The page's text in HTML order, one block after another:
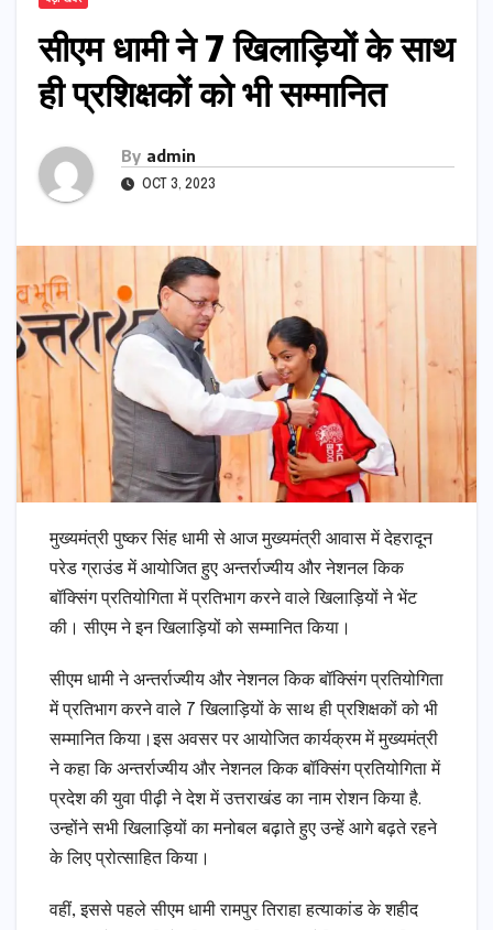
सीएम धामी ने 7 खिलाड़ियों के साथ
ही प्रशिक्षकों को भी सम्मानित
By admin
OCT 3, 2023
मुख्यमंत्री पुष्कर सिंह धामी से आज मुख्यमंत्री आवास में देहरादून
परेड ग्राउंड में आयोजित हुए अन्तर्राज्यीय और नेशनल किक
बॉक्सिंग प्रतियोगिता में प्रतिभाग करने वाले खिलाड़ियों ने भेंट
की। सीएम ने इन खिलाड़ियों को सम्मानित किया।
सीएम धामी ने अन्तर्राज्यीय और नेशनल किक बॉक्सिंग प्रतियोगिता
में प्रतिभाग करने वाले 7 खिलाड़ियों के साथ ही प्रशिक्षकों को भी
सम्मानित किया।इस अवसर पर आयोजित कार्यक्रम में मुख्यमंत्री
ने कहा कि अन्तर्राज्यीय और नेशनल किक बॉक्सिंग प्रतियोगिता में
प्रदेश की युवा पीढ़ी ने देश में उत्तराखंड का नाम रोशन किया है.
उन्होंने सभी खिलाड़ियों का मनोबल बढ़ाते हुए उन्हें आगे बढ़ते रहने
के लिए प्रोत्साहित किया।
वहीं, इससे पहले सीएम धामी रामपुर तिराहा हत्याकांड के शहीद